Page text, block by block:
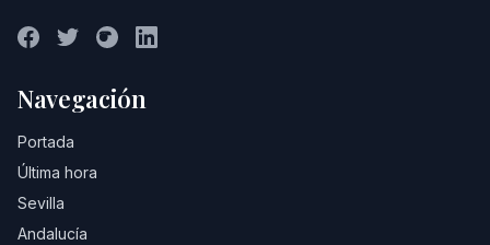
Navegación
Portada
Última hora
Sevilla
Andalucía